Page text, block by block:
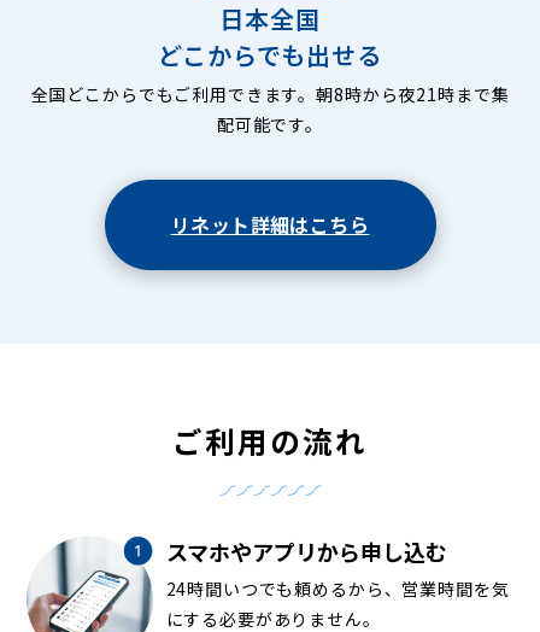
日本全国
どこからでも出せる
全国どこからでもご利用できます。朝8時から夜21時まで集
配可能です。
リネット詳細はこちら
ご利用の流れ
スマホやアプリから申し込む
24時間いつでも頼めるから、営業時間を気
にする必要がありません。